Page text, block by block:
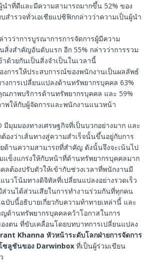
นำที่ดีและมีความสามารถมากขึ้น 52% ของ
สำรวจทั่วเอเชียแปซิฟิกกล่าวว่าความเป็นผู้นำ
าวว่าการบูรณาการการจัดการผู้มีความ
สิ่งสำคัญอันดับแรก อีก 55% กล่าวว่าการรวม
าด้วยกันเป็นสิ่งจำเป็นในเวลานี้
งการให้ประสบการณ์ของพนักงานเป็นผลลัพธ์
งการเปลี่ยนแปลงด้านทรัพยากรบุคคล 63%
ณภาพบริการด้านทรัพยากรบุคคล และ 59%
าพให้กับผู้จัดการและพนักงานแนวหน้า
มีมุมมองทางเศรษฐกิจที่เป็นบวกอย่างมาก และ
องว่าเส้นทางสู่ความสำเร็จนั้นขึ้นอยู่กับการ
ด้านความสามารถที่สำคัญ ดังนั้นจึงจะเน้นไป
แข็งแกร่งให้กับหน้าที่ด้านทรัพยากรบุคคลมาก
ลต้องปรับตัวให้เข้ากับช่วงเวลาที่พนักงานมี
นวโน้มทางดิจิทัลที่เปลี่ยนแปลงอย่างรวดเร็ว
วนได้ส่วนเสียในการทำงานร่วมกันที่ทุกคน
บับนี้อธิบายเกี่ยวกับความท้าทายเหล่านี้ และ
ญด้านทรัพยากรบุคคลคว้าโอกาสในการ
งตน ที่ขับเคลื่อนโดยบทบาทการเปลี่ยนแปลง
Khanna หัวหน้าระดับโลกฝ่ายการจัดการ
ซลูชันของ Darwinbox ที่เป็นผู้ร่วมเขียน